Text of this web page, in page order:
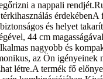
a nappali
érdekébenA
és helyet
44 cm
nagyobb és
az Ön igényeinek
létre.A termék fő